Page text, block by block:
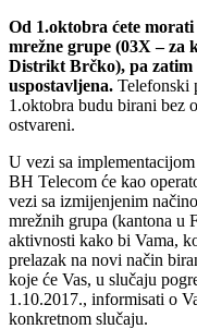
Od 1.oktobra ćete
mrežne grupe (03X – za
Distrikt Brčko), pa
uspostavljena. Telefonski
1.oktobra budu birani bez
ostvareni.
U vezi sa
BH Telecom će kao
vezi sa izmijenjenim
mrežnih grupa (kantona u
aktivnosti kako bi Vama,
prelazak na novi način
koje će Vas, u slučaju
1.10.2017., informisati o
konkretnom slučaju.